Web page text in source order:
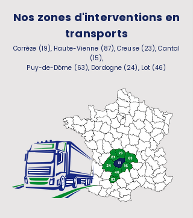
Nos zones d'interventions en
transports
Corrèze (19), Haute-Vienne (87), Creuse (23), Cantal
(15),
Puy-de-Dôme (63), Dordogne (24), Lot (46)